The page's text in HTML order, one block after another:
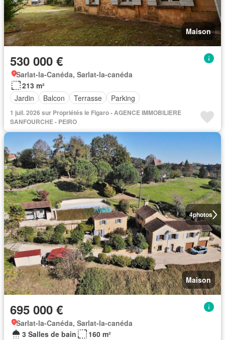
Maison
530 000 €
Sarlat-la-Canéda, Sarlat-la-canéda
213 m²
Jardin
Balcon Terrasse Parking
1 juil. 2026 sur Propriétés le Figaro - AGENCE IMMOBILIERE
SANFOURCHE - PEIRO
4photos
Maison
695 000 €
Sarlat-la-Canéda, Sarlat-la-canéda
3 Salles de bain
160 m²